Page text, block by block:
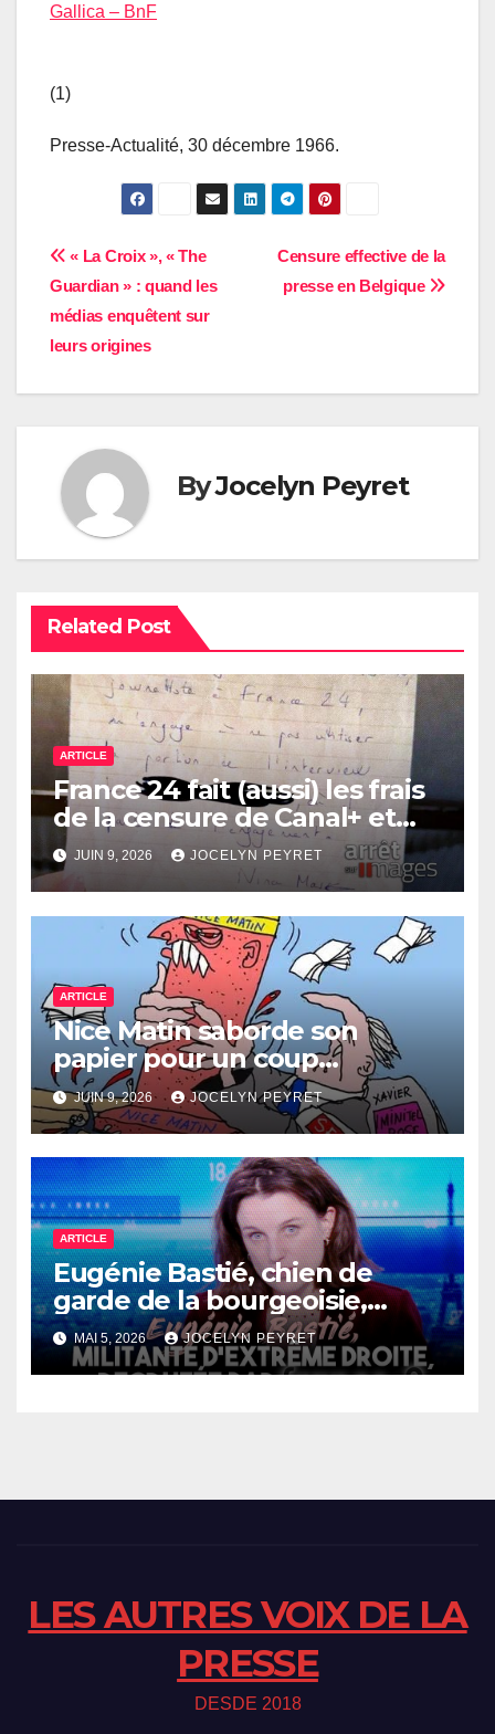
Gallica – BnF
(1)
Presse-Actualité, 30 décembre 1966.
Navigation
de
l’article
Censure effective de la
presse en Belgique
« La Croix », « The
Guardian » : quand les
médias enquêtent sur
leurs origines
ByJocelyn Peyret
Related Post
ARTICLE
France 24 fait (aussi) les frais
de la censure de Canal+ et
Bolloré
JUIN 9, 2026 JOCELYN PEYRET
ARTICLE
Nice Matin saborde son
papier pour un coup
immobilier ?
JUIN 9, 2026 JOCELYN PEYRET
ARTICLE
Eugénie Bastié, chien de
garde de la bourgeoisie,
recrutée par France 2 pour
les présidentielles
MAI 5, 2026 JOCELYN PEYRET
LES AUTRES VOIX DE LA
PRESSE
DESDE 2018